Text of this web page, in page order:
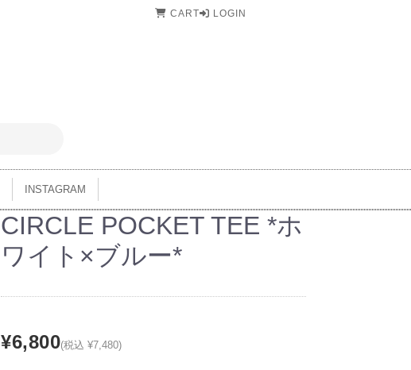
CART LOGIN
INSTAGRAM
CIRCLE POCKET TEE *ホ
ワイト×ブルー*
¥6,800(税込 ¥7,480)